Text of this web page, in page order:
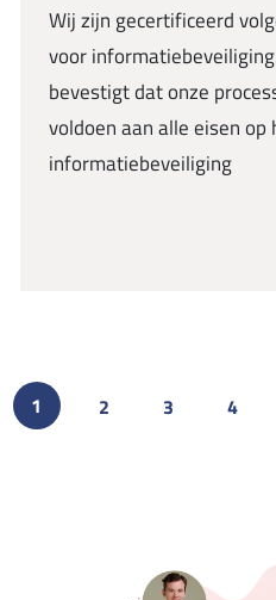
Wij zijn gecertificeerd
voor
bevestigt dat onze
voldoen aan alle eisen op
informatiebeveiliging
1 (CURRENT)
2 3 4